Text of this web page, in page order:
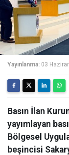
Yayınlanma: 03
Basın İlan
yayımlayan
Bölgesel
beşincisi